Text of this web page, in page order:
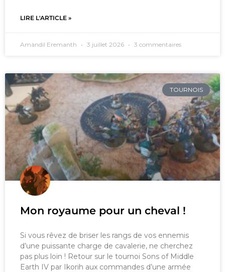
LIRE L'ARTICLE »
Amàndil Eremanth 3 juillet 2026 3 commentaires
TOURNOIS
Mon royaume pour un cheval !
Si vous rêvez de briser les rangs de vos ennemis
d’une puissante charge de cavalerie, ne cherchez
pas plus loin ! Retour sur le tournoi Sons of Middle
Earth IV par Ikorih aux commandes d’une armée